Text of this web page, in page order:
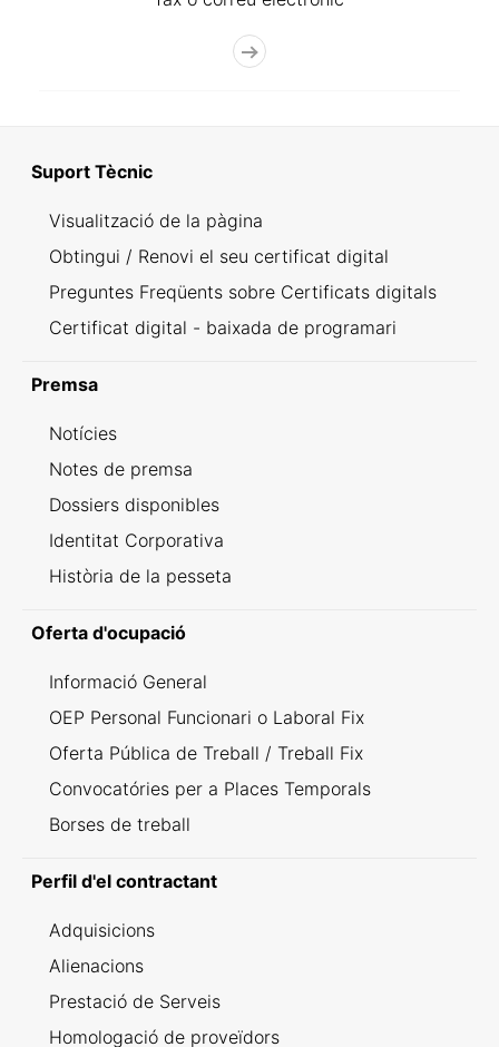
Suport Tècnic
Visualització de la pàgina
Obtingui / Renovi el seu certificat digital
Preguntes Freqüents sobre Certificats digitals
Certificat digital - baixada de programari
Premsa
Notícies
Notes de premsa
Dossiers disponibles
Identitat Corporativa
Història de la pesseta
Oferta d'ocupació
Informació General
OEP Personal Funcionari o Laboral Fix
Oferta Pública de Treball / Treball Fix
Convocatóries per a Places Temporals
Borses de treball
Perfil d'el contractant
Adquisicions
Alienacions
Prestació de Serveis
Homologació de proveïdors